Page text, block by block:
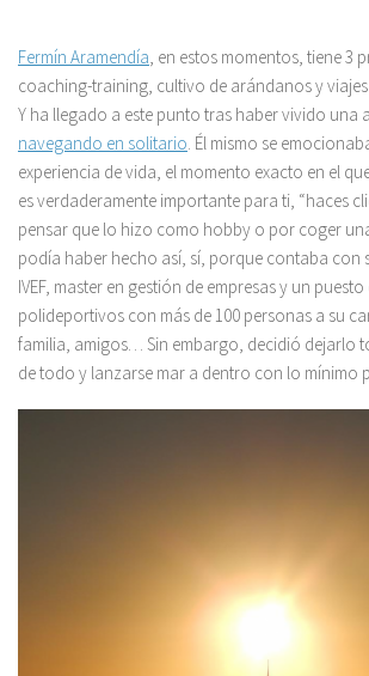
Fermín Aramendía , en estos momentos, tiene 3
coaching-training, cultivo de arándanos y
Y ha llegado a este punto tras haber vivido una
navegando en solitario . Él mismo se
experiencia de vida, el momento exacto en el
es verdaderamente importante para ti, “haces
pensar que lo hizo como hobby o por coger
podía haber hecho así, sí, porque contaba con
IVEF, master en gestión de empresas y un
polideportivos con más de 100 personas a su
familia, amigos… Sin embargo, decidió dejarlo
de todo y lanzarse mar a dentro con lo mínimo